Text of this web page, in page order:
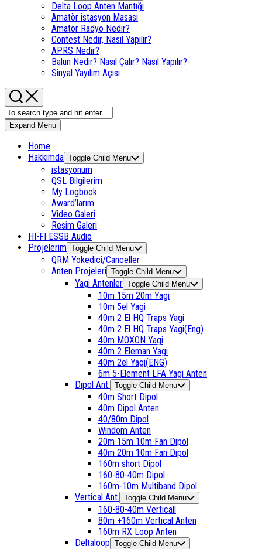
Delta Loop Anten Mantığı
Amatör istasyon Masası
Amatör Radyo Nedir?
Contest Nedir, Nasıl Yapılır?
APRS Nedir?
Balun Nedir? Nasıl Çalır? Nasıl Yapılır?
Sinyal Yayılım Açısı
Expand Menu
Home
Hakkımda Toggle Child Menu
istasyonum
QSL Bilgilerim
My Logbook
Award’larım
Video Galeri
Resim Galeri
HI-FI ESSB Audio
Projelerim Toggle Child Menu
QRM Yokedici/Canceller
Anten Projeleri Toggle Child Menu
Yagi Antenler Toggle Child Menu
10m 15m 20m Yagi
10m 5el Yagi
40m 2 El HQ Traps Yagi
40m 2 El HQ Traps Yagi(Eng)
40m MOXON Yagi
40m 2 Eleman Yagi
40m 2el Yagi(ENG)
6m 5-Element LFA Yagi Anten
Dipol Ant. Toggle Child Menu
40m Short Dipol
40m Dipol Anten
40/80m Dipol
Windom Anten
20m 15m 10m Fan Dipol
40m 20m 10m Fan Dipol
160m short Dipol
160-80-40m Dipol
160m-10m Multiband Dipol
Vertical Ant. Toggle Child Menu
160-80-40m Verticall
80m +160m Vertical Anten
160m RX Loop Anten
Deltaloop Toggle Child Menu